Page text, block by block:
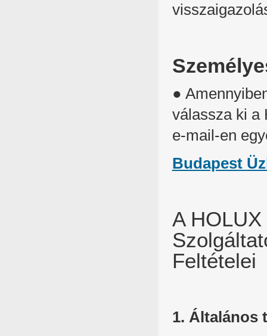
●
válassza ki a
e-mail-en
Budapest
A
Feltételei
1. Általános